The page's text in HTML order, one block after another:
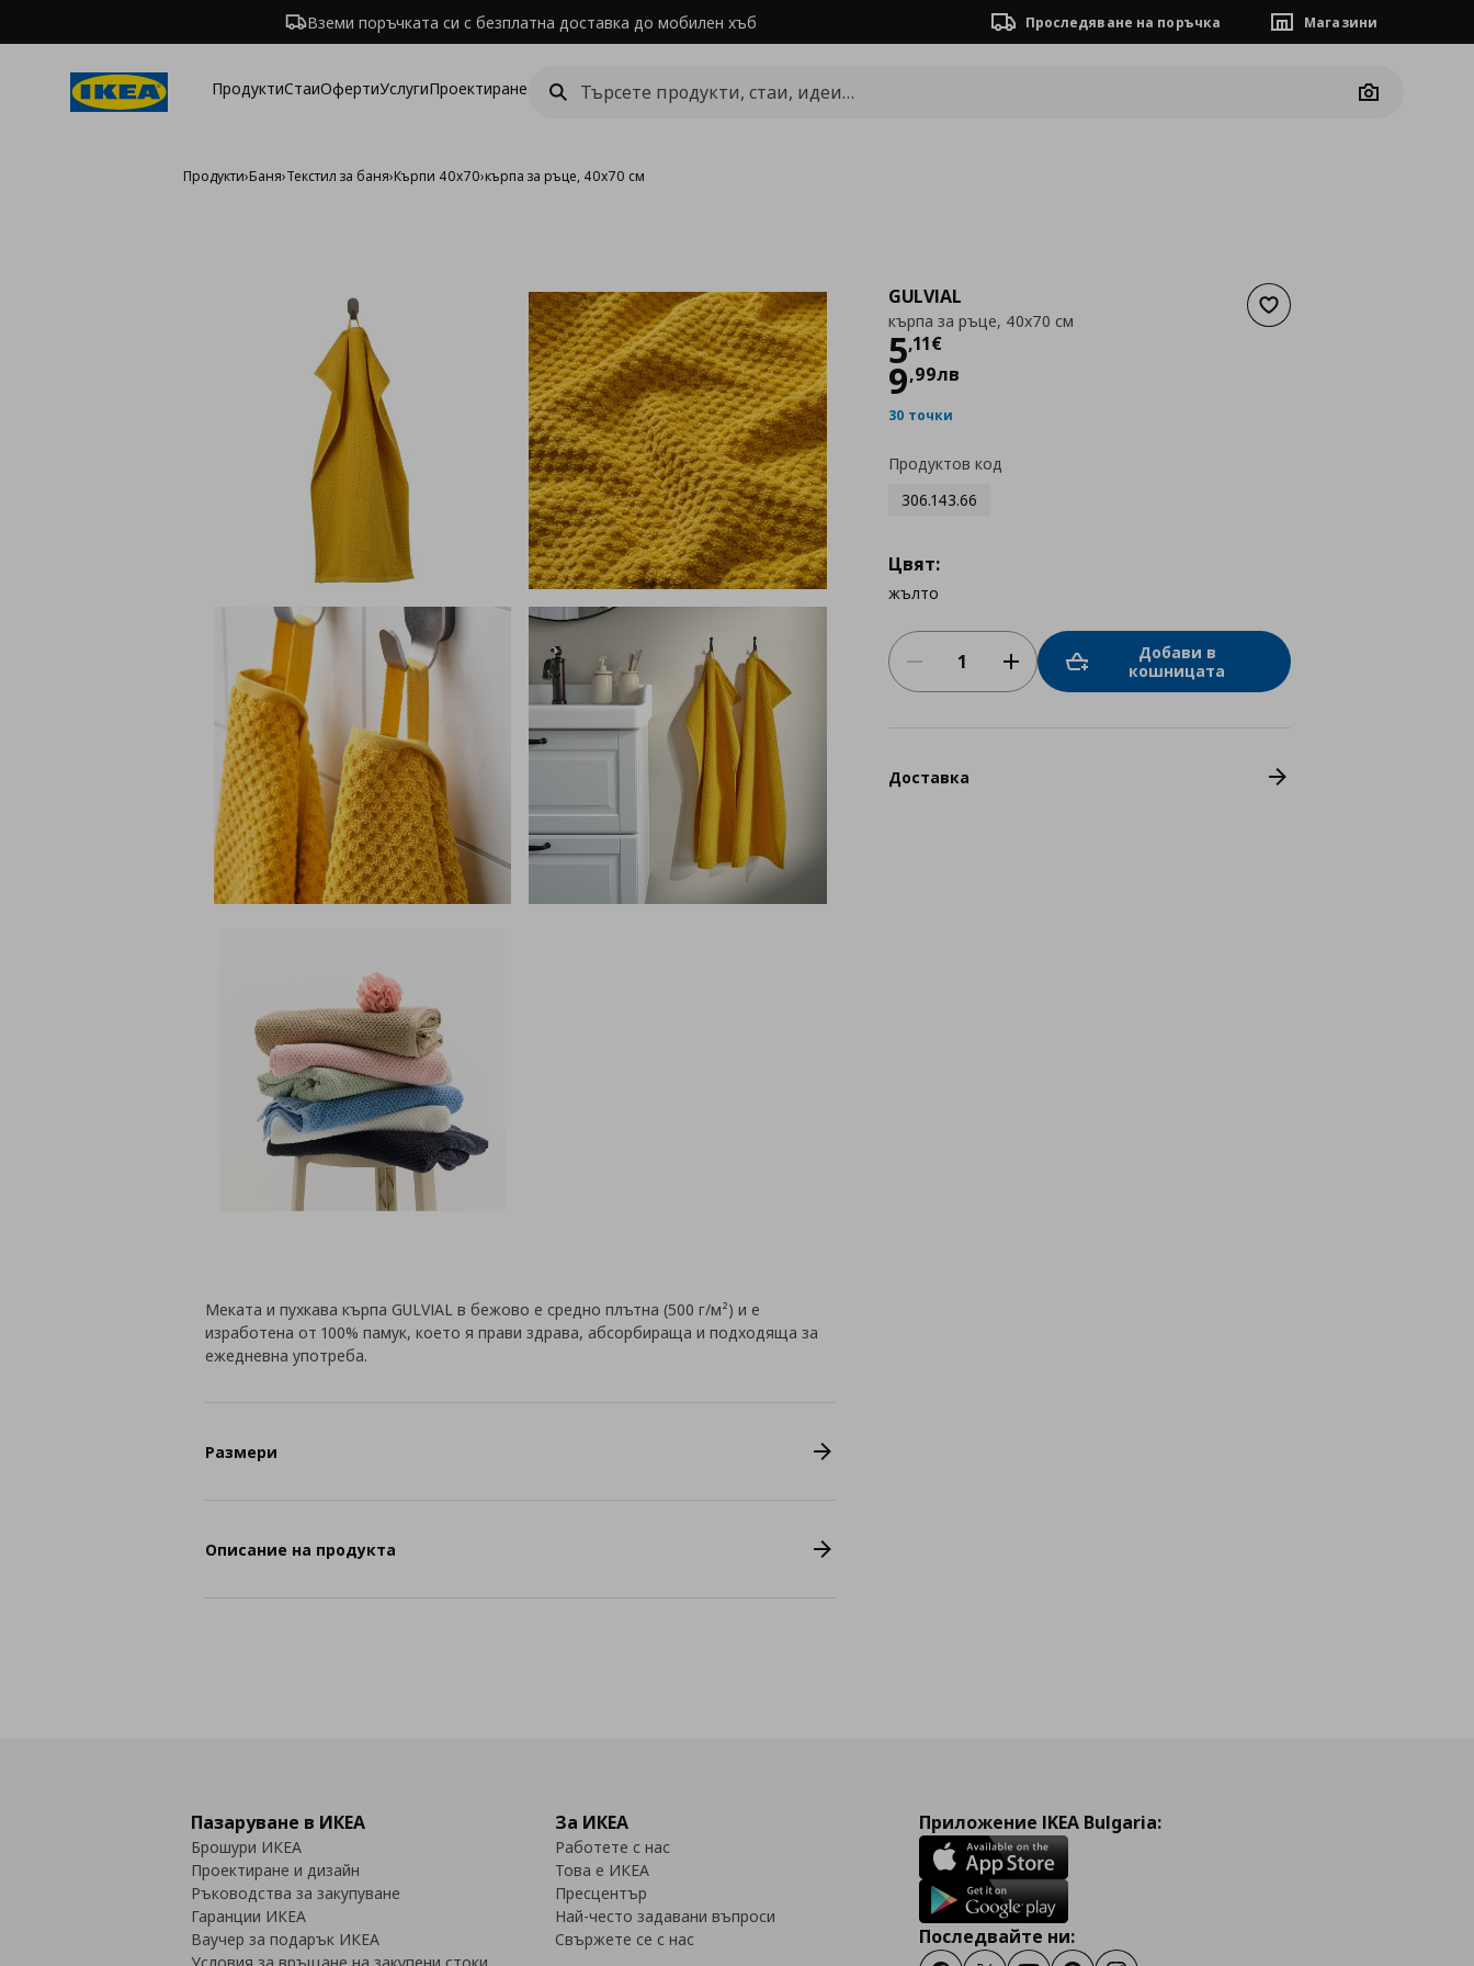
Вземи поръчката си с безплатна доставка до мобилен хъб Проследяване на поръчка Магазини
ПродуктиСтаиОфертиУслугиПроектиране
Camera
Продукти›Баня›Текстил за баня›Кърпи 40х70›кърпа за ръце, 40x70 см
Добави към списъка с
GULVIAL
кърпа за ръце, 40x70 см
5,11€
Цена
9,99лв
30 точки
Продуктов код
306.143.66
Цвят:
жълто
Добави в
кошницата
Доставка
Меката и пухкава кърпа GULVIAL в бежово е средно плътна (500 г/м²) и е
изработена от 100% памук, което я прави здрава, абсорбираща и подходяща за
ежедневна употреба.
Размери
Описание на продукта
Пазаруване в ИКЕА
Брошури ИКЕА
Проектиране и дизайн
Ръководства за закупуване
Гаранции ИКЕА
Ваучер за подарък ИКЕА
За ИКЕА
Работете с нас
Това е ИКЕА
Пресцентър
Най-често задавани въпроси
Свържете се с нас
Приложение IKEA Bulgaria:
Последвайте ни: